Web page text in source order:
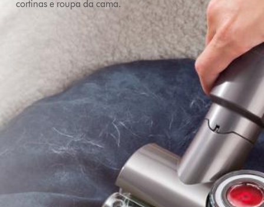
cortinas e roupa da cama.